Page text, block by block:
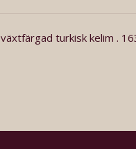
turkisk kelim .